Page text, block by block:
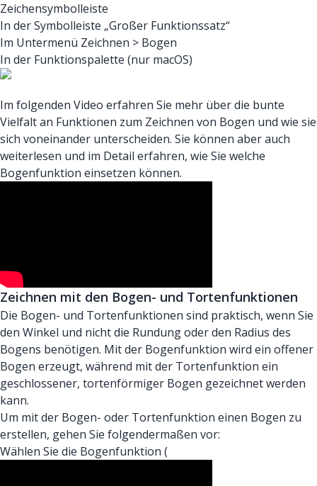
Zeichensymbolleiste
In der Symbolleiste „Großer Funktionssatz“
Im Untermenü Zeichnen > Bogen
In der Funktionspalette (nur macOS)
Im folgenden Video erfahren Sie mehr über die bunte
Vielfalt an Funktionen zum Zeichnen von Bogen und wie sie
sich voneinander unterscheiden. Sie können aber auch
weiterlesen und im Detail erfahren, wie Sie welche
Bogenfunktion einsetzen können.
Zeichnen mit den Bogen- und Tortenfunktionen
Die Bogen- und Tortenfunktionen sind praktisch, wenn Sie
den Winkel und nicht die Rundung oder den Radius des
Bogens benötigen. Mit der Bogenfunktion wird ein offener
Bogen erzeugt, während mit der Tortenfunktion ein
geschlossener, tortenförmiger Bogen gezeichnet werden
kann.
Um mit der Bogen- oder Tortenfunktion einen Bogen zu
erstellen, gehen Sie folgendermaßen vor:
Wählen Sie die Bogenfunktion (